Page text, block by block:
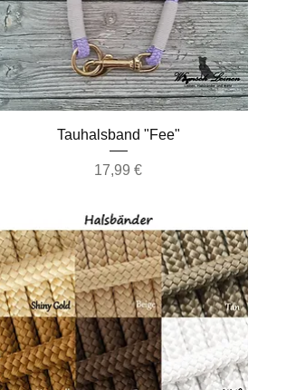
Schnellansicht
Tauhalsband "Fee"
Preis
17,99 €